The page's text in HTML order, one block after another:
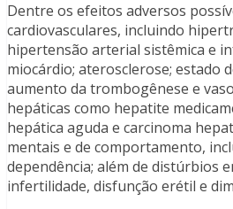
Dentre os efeitos adversos
cardiovasculares, incluindo
hipertensão arterial sistêmica e
miocárdio; aterosclerose; estado
aumento da trombogênese e
hepáticas como hepatite
hepática aguda e carcinoma
mentais e de comportamento,
dependência; além de distúrbios
infertilidade, disfunção erétil e